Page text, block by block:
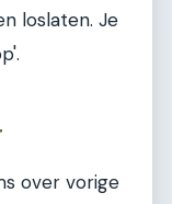
loslaten. Je
over vorige